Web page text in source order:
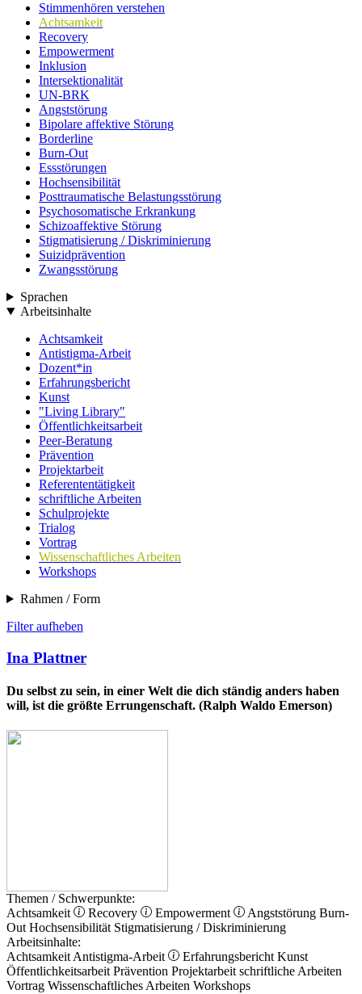
Stimmenhören verstehen
Achtsamkeit
Recovery
Empowerment
Inklusion
Intersektionalität
UN-BRK
Angststörung
Bipolare affektive Störung
Borderline
Burn-Out
Essstörungen
Hochsensibilität
Posttraumatische Belastungsstörung
Psychosomatische Erkrankung
Schizoaffektive Störung
Stigmatisierung / Diskriminierung
Suizidprävention
Zwangsstörung
Sprachen
Arbeitsinhalte
Achtsamkeit
Antistigma-Arbeit
Dozent*in
Erfahrungsbericht
Kunst
"Living Library"
Öffentlichkeitsarbeit
Peer-Beratung
Prävention
Projektarbeit
Referententätigkeit
schriftliche Arbeiten
Schulprojekte
Trialog
Vortrag
Wissenschaftliches Arbeiten
Workshops
Rahmen / Form
Filter aufheben
Ina Plattner
Du selbst zu sein, in einer Welt die dich ständig anders haben
will, ist die größte Errungenschaft. (Ralph Waldo Emerson)
Themen / Schwerpunkte:
Achtsamkeit
Recovery Empowerment Angststörung Burn-
Out Hochsensibilität Stigmatisierung / Diskriminierung
Arbeitsinhalte:
Achtsamkeit Antistigma-Arbeit Erfahrungsbericht Kunst
Öffentlichkeitsarbeit Prävention Projektarbeit schriftliche Arbeiten
Vortrag Wissenschaftliches Arbeiten Workshops